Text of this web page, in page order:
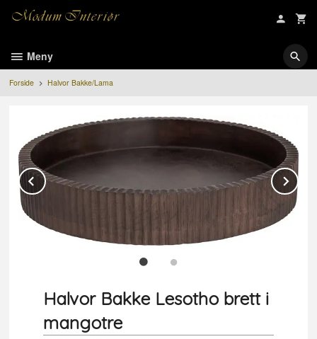
Meny
Forside Halvor Bakke/Lama
Prev
Halvor Bakke Lesotho brett i
mangotre